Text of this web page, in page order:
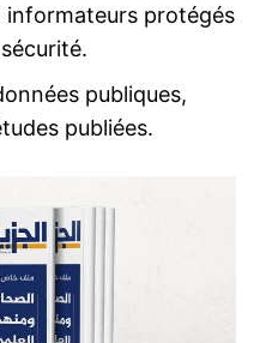
informateurs protégés
publiques,
publiées.